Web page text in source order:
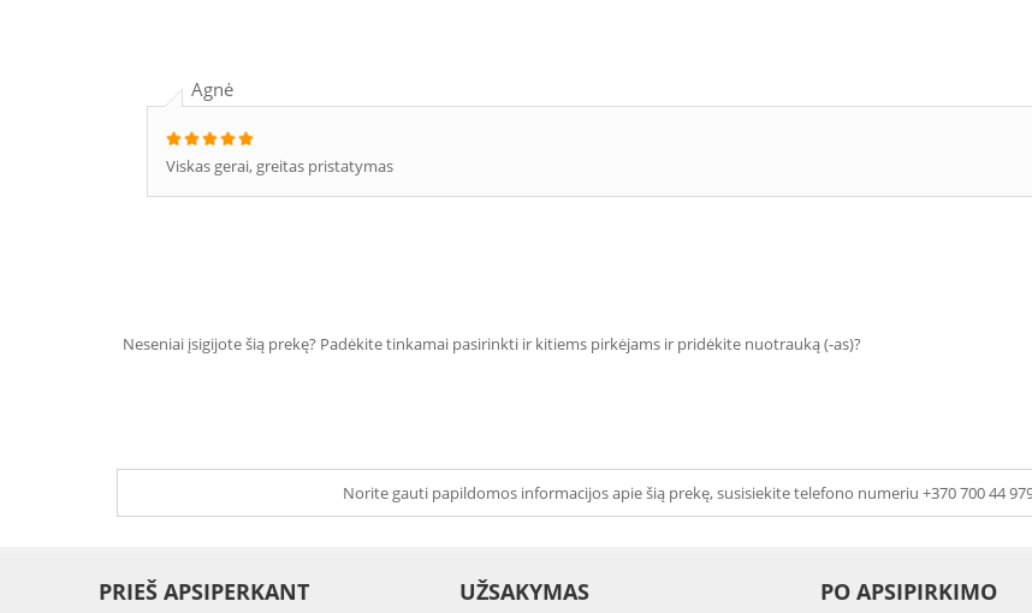
Agnė
Viskas gerai, greitas pristatymas
Neseniai įsigijote šią prekę? Padėkite tinkamai pasirinkti ir kitiems pirkėjams ir pridėkite nuotrauką (-as)?
Norite gauti papildomos informacijos apie šią prekę, susisiekite telefono numeriu +370 700 44
PRIEŠ APSIPERKANT UŽSAKYMAS PO APSIPIRKIMO